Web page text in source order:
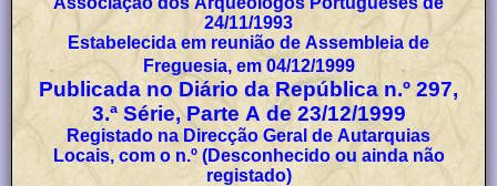
24/11/1993
Estabelecida em reunião de Assembleia de
Freguesia, em 04/12/1999
Publicada no Diário da República n.º 297,
3.ª Série, Parte A de 23/12/1999
Registado na Direcção Geral de Autarquias
Locais, com o n.º (Desconhecido ou ainda não
registado)